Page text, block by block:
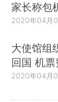
家长称包
2020年04月
大使馆组
回国 机
2020年04月